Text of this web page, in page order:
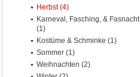
Herbst (4)
Karneval, Fasching, & Fasnacht
(1)
Kostüme & Schminke (1)
Sommer (1)
Weihnachten (2)